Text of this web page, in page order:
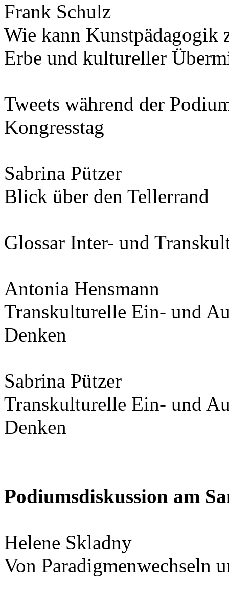
Frank Schulz
Wie kann Kunstpädagogik
Erbe und kultureller
Tweets während der
Kongresstag
Sabrina Pützer
Blick über den Tellerrand
Glossar Inter- und
Antonia Hensmann
Transkulturelle Ein- und
Denken
Sabrina Pützer
Transkulturelle Ein- und
Denken
Podiumsdiskussion am
Helene Skladny
Von Paradigmenwechseln